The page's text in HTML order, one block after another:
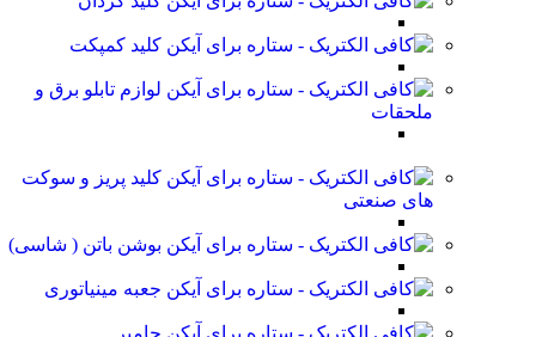
کلید کمپکت
لوازم تابلو برق و
ملحقات
کلید پریز و سوکت
های صنعتی
بوشن باتن ( شاسی)
جعبه مینیاتوری
جامپر